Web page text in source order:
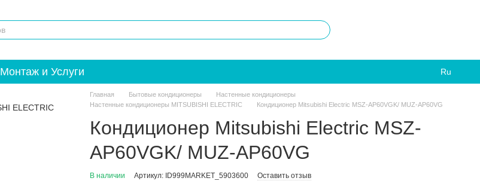
Монтаж и Услуги Ru
Главная Бытовые кондиционеры
Настенные кондиционеры
Настенные кондиционеры MITSUBISHI ELECTRIC
Кондиционер Mitsubishi Electric MSZ-AP60VGK/ MUZ-AP60VG
Кондиционер Mitsubishi Electric MSZ-
AP60VGK/ MUZ-AP60VG
В наличии Артикул: ID999MARKET_5903600 Оставить отзыв